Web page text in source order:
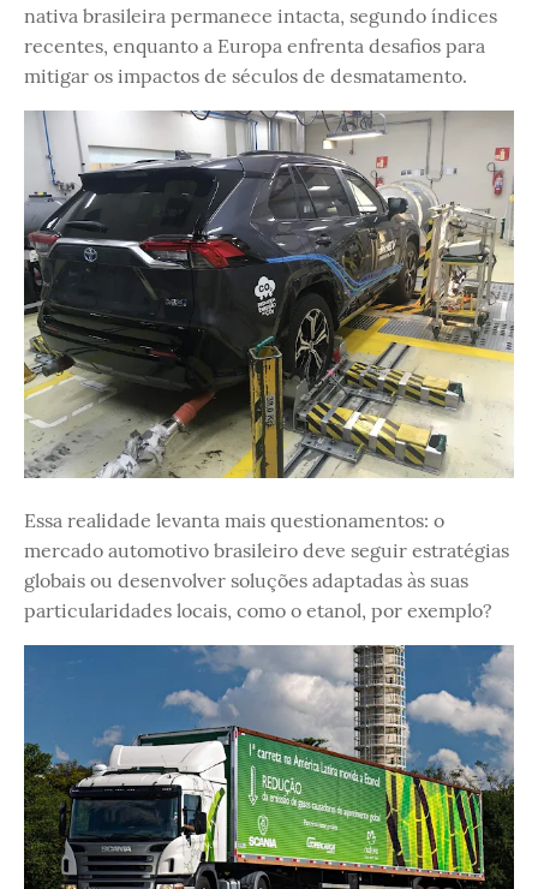
nativa brasileira permanece intacta, segundo índices
recentes, enquanto a Europa enfrenta desafios para
mitigar os impactos de séculos de desmatamento.
Essa realidade levanta mais questionamentos: o
mercado automotivo brasileiro deve seguir estratégias
globais ou desenvolver soluções adaptadas às suas
particularidades locais, como o etanol, por exemplo?